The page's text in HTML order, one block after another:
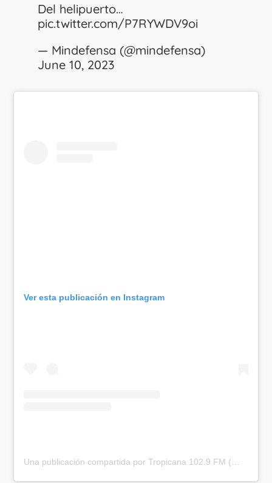
Del helipuerto…
pic.twitter.com/P7RYWDV9oi
— Mindefensa (@mindefensa)
June 10, 2023
Ver esta publicación en Instagram